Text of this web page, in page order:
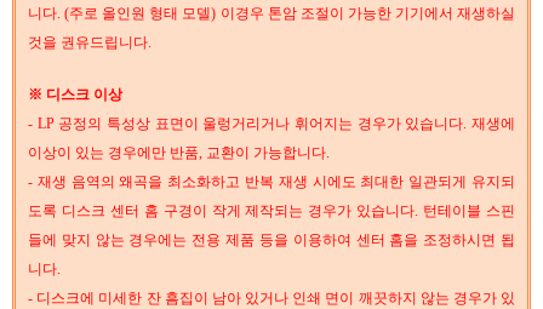
니다. (주로 올인원 형태 모델) 이경우 톤암 조절이 가능한 기기에서 재생하실
것을 권유드립니다.
※ 디스크 이상
- LP 공정의 특성상 표면이 울렁거리거나 휘어지는 경우가 있습니다. 재생에
이상이 있는 경우에만 반품, 교환이 가능합니다.
- 재생 음역의 왜곡을 최소화하고 반복 재생 시에도 최대한 일관되게 유지되
도록 디스크 센터 홈 구경이 작게 제작되는 경우가 있습니다. 턴테이블 스핀
들에 맞지 않는 경우에는 전용 제품 등을 이용하여 센터 홈을 조정하시면 됩
니다.
- 디스크에 미세한 잔 흠집이 남아 있거나 인쇄 면이 깨끗하지 않는 경우가 있